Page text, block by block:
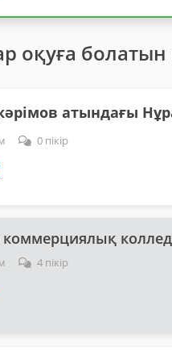
оқуға
атындағы
0 пікір
4 пікір